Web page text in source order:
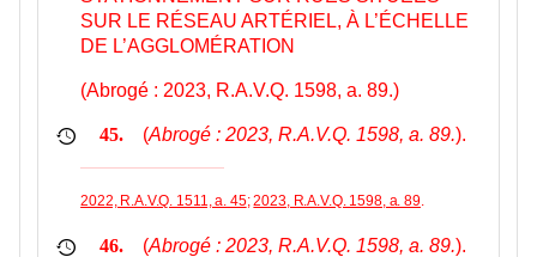
SUR LE RÉSEAU ARTÉRIEL, À L’ÉCHELLE
DE L’AGGLOMÉRATION
(Abrogé : 2023, R.A.V.Q. 1598, a. 89.)
45. (Abrogé : 2023, R.A.V.Q. 1598, a. 89.).
2022, R.A.V.Q. 1511, a. 45;2023, R.A.V.Q. 1598, a. 89.
46. (Abrogé : 2023, R.A.V.Q. 1598, a. 89.).